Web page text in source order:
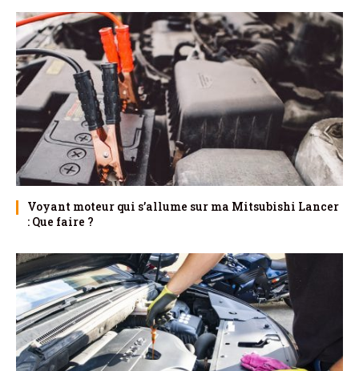
Voyant moteur qui s’allume sur ma Mitsubishi Lancer
: Que faire ?